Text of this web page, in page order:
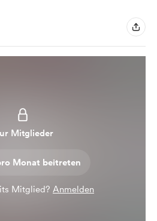
Mitglieder
Monat beitreten
Mitglied? Anmelden